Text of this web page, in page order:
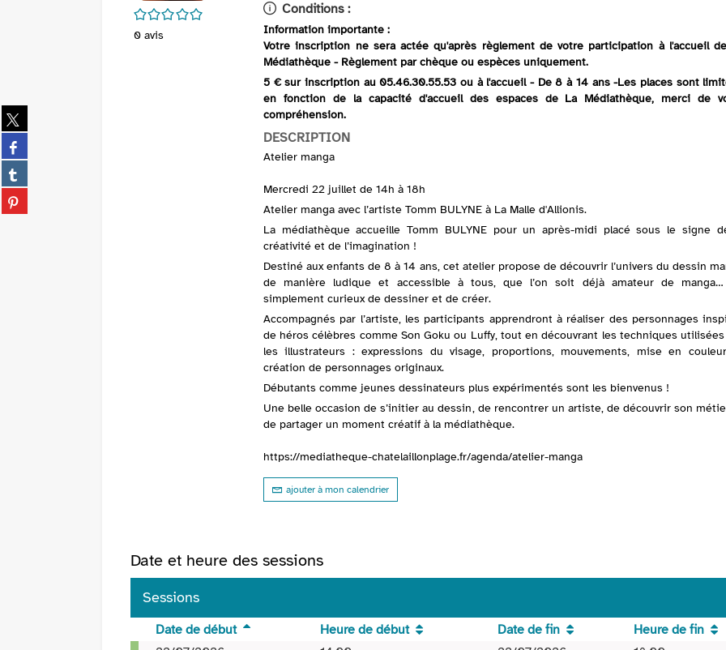
Partager
sur
twitter
(Nouvelle
fenêtre)
Partager
sur
facebook
(Nouvelle
fenêtre)
Partager
sur
tumblr
Partager
sur
/5
0 avis
Conditions :
Information importante :
Votre inscription ne sera actée qu'après règlement de votre participation à l'accueil
Médiathèque - Règlement par chèque ou espèces uniquement.
5 € sur inscription au 05.46.30.55.53 ou à l'accueil - De 8 à 14 ans -Les places sont
en fonction de la capacité d'accueil des espaces de La Médiathèque, merci de
compréhension.
DESCRIPTION
Atelier manga
Mercredi 22 juillet de 14h à 18h
Atelier manga avec l’artiste Tomm BULYNE à La Malle d'Allionis.
La médiathèque accueille Tomm BULYNE pour un après-midi placé sous le signe
créativité et de l’imagination !
Destiné aux enfants de 8 à 14 ans, cet atelier propose de découvrir l’univers du dessin
de manière ludique et accessible à tous, que l’on soit déjà amateur de
simplement curieux de dessiner et de créer.
Accompagnés par l’artiste, les participants apprendront à réaliser des personnages
de héros célèbres comme Son Goku ou Luffy, tout en découvrant les techniques
les illustrateurs : expressions du visage, proportions, mouvements, mise en
création de personnages originaux.
Débutants comme jeunes dessinateurs plus expérimentés sont les bienvenus !
Une belle occasion de s’initier au dessin, de rencontrer un artiste, de découvrir son
de partager un moment créatif à la médiathèque.
https://mediatheque-chatelaillonplage.fr/agenda/atelier-manga
ajouter à mon calendrier
Date et heure des sessions
Sessions
Date de début Heure de début Date de fin Heure de fin